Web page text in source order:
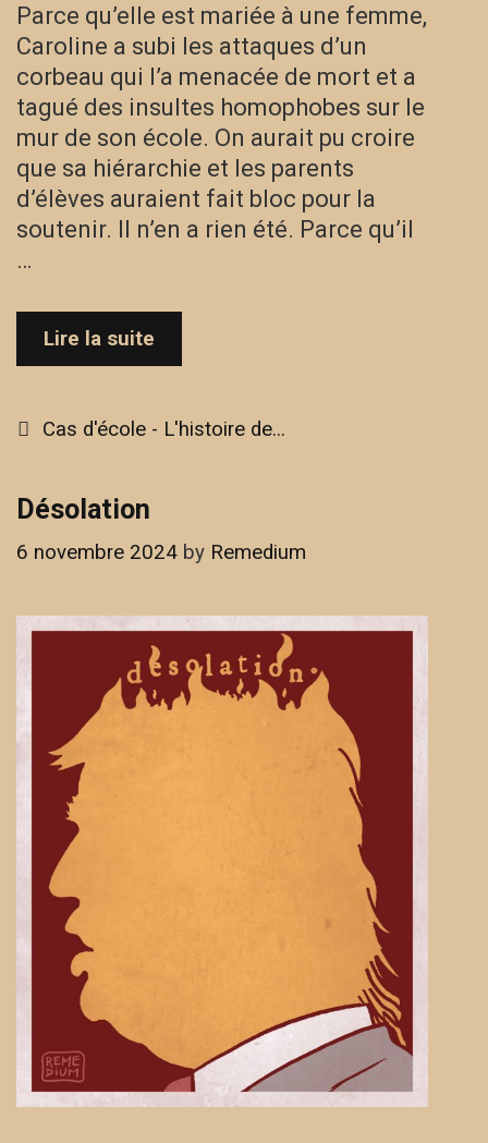
Parce qu’elle est mariée à une femme,
Caroline a subi les attaques d’un
corbeau qui l’a menacée de mort et a
tagué des insultes homophobes sur le
mur de son école. On aurait pu croire
que sa hiérarchie et les parents
d’élèves auraient fait bloc pour la
soutenir. Il n’en a rien été. Parce qu’il
…
Lire la suite
d’école
L’histoire
de
Categories
Cas d'école - L'histoire de...
Désolation
6 novembre 2024 by Remedium